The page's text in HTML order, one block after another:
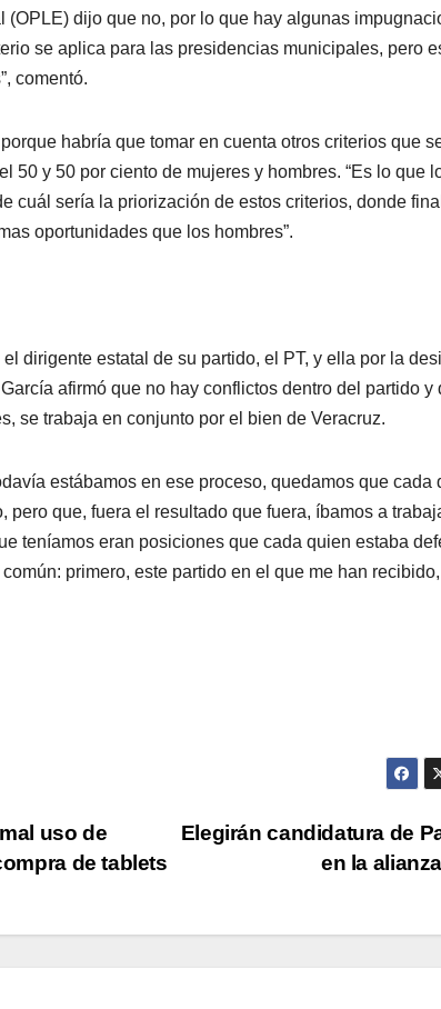
(OPLE) dijo que no, por lo que hay algunas
se aplica para las presidencias municipales, pero
comentó.
habría que tomar en cuenta otros criterios que
50 y 50 por ciento de mujeres y hombres. “Es lo que
cuál sería la priorización de estos criterios, donde
oportunidades que los hombres”.
dirigente estatal de su partido, el PT, y ella por la
afirmó que no hay conflictos dentro del partido
se trabaja en conjunto por el bien de Veracruz.
estábamos en ese proceso, quedamos que cada
pero que, fuera el resultado que fuera, íbamos a
teníamos eran posiciones que cada quien estaba
primero, este partido en el que me han
Elegirán candidatura de
en la
uso de
de tablets